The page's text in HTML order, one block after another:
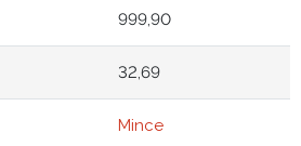
999,90
32,69
Mince